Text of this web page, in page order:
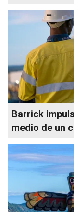
Barrick
medio de un